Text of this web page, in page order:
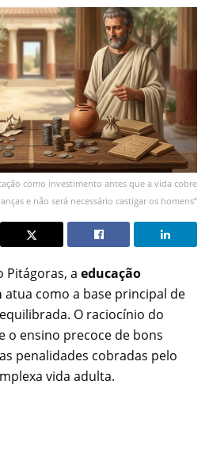
como investimento antes que a vida cobre
e não será necessário castigar os homens”
Pitágoras, a educação
atua como a base principal de
O raciocínio do
o ensino precoce de bons
penalidades cobradas pelo
vida adulta.